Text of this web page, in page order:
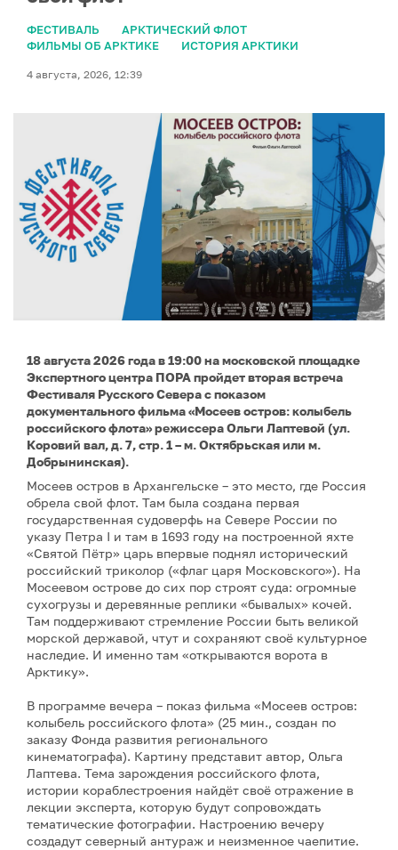
ФЕСТИВАЛЬ
АРКТИЧЕСКИЙ ФЛОТ
ФИЛЬМЫ ОБ АРКТИКЕ
ИСТОРИЯ АРКТИКИ
4 августа, 2026, 12:39
18 августа 2026 года в 19:00 на московской площадке
Экспертного центра ПОРА пройдет вторая встреча
Фестиваля Русского Севера с показом
документального фильма «Мосеев остров: колыбель
российского флота» режиссера Ольги Лаптевой (ул.
Коровий вал, д. 7, стр. 1 – м. Октябрьская или м.
Добрынинская).
Мосеев остров в Архангельске – это место, где Россия
обрела свой флот. Там была создана первая
государственная судоверфь на Севере России по
указу Петра I и там в 1693 году на построенной яхте
«Святой Пётр» царь впервые поднял исторический
российский триколор («флаг царя Московского»). На
Мосеевом острове до сих пор строят суда: огромные
сухогрузы и деревянные реплики «бывалых» кочей.
Там поддерживают стремление России быть великой
морской державой, чтут и сохраняют своё культурное
наследие. И именно там «открываются ворота в
Арктику».
В программе вечера – показ фильма «Мосеев остров:
колыбель российского флота» (25 мин., создан по
заказу Фонда развития регионального
кинематографа). Картину представит автор, Ольга
Лаптева. Тема зарождения российского флота,
истории кораблестроения найдёт своё отражение в
лекции эксперта, которую будут сопровождать
тематические фотографии. Настроению вечеру
создадут северный антураж и неизменное чаепитие.